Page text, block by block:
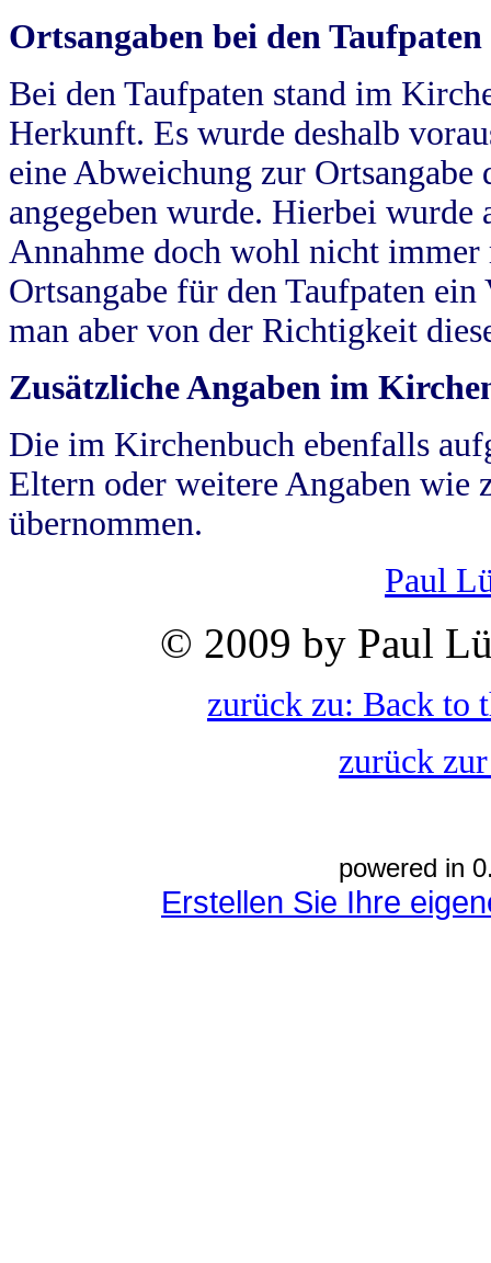
Ortsangaben bei den Taufpaten
Bei den Taufpaten stand im
Herkunft. Es wurde deshalb
eine Abweichung zur
angegeben wurde. Hierbei wurde
Annahme doch wohl nicht
Ortsangabe für den Taufpaten
man aber von der Richtigkeit
Zusätzliche Angaben im
Die im Kirchenbuch ebenfalls
Eltern oder weitere Angaben wie
übernommen.
Paul
© 2009 by Paul
zurück zu: Back to
zurück
powered in
Erstellen Sie Ihre